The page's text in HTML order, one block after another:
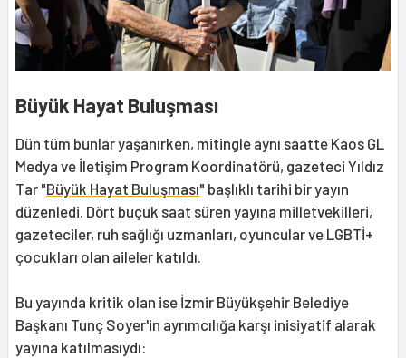
Büyük Hayat Buluşması
Dün tüm bunlar yaşanırken, mitingle aynı saatte Kaos GL
Medya ve İletişim Program Koordinatörü, gazeteci Yıldız
Tar "Büyük Hayat Buluşması" başlıklı tarihi bir yayın
düzenledi. Dört buçuk saat süren yayına milletvekilleri,
gazeteciler, ruh sağlığı uzmanları, oyuncular ve LGBTİ+
çocukları olan aileler katıldı.
Bu yayında kritik olan ise İzmir Büyükşehir Belediye
Başkanı Tunç Soyer'in ayrımcılığa karşı inisiyatif alarak
yayına katılmasıydı: